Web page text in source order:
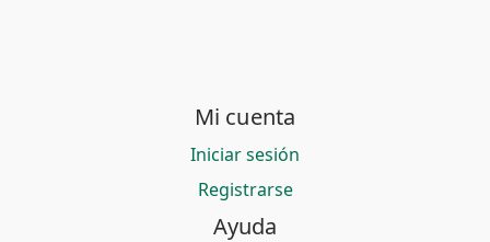
Mi cuenta
Iniciar sesión
Registrarse
Ayuda